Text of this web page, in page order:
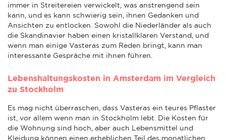
immer in Streitereien verwickelt, was anstrengend sein
kann, und es kann schwierig sein, ihnen Gedanken und
Ansichten zu entlocken. Sowohl die Niederländer als auch
die Skandinavier haben einen kristallklaren Verstand, und
wenn man einige Vasteras zum Reden bringt, kann man
interessante Gespräche mit ihnen führen.
Lebenshaltungskosten in Amsterdam im Vergleich
zu Stockholm
Es mag nicht überraschen, dass Vasteras ein teures Pflaster
ist, vor allem wenn man in Stockholm lebt. Die Kosten für
die Wohnung sind hoch, aber auch Lebensmittel und
Kleidung können einen erheblichen Teil des monatlichen